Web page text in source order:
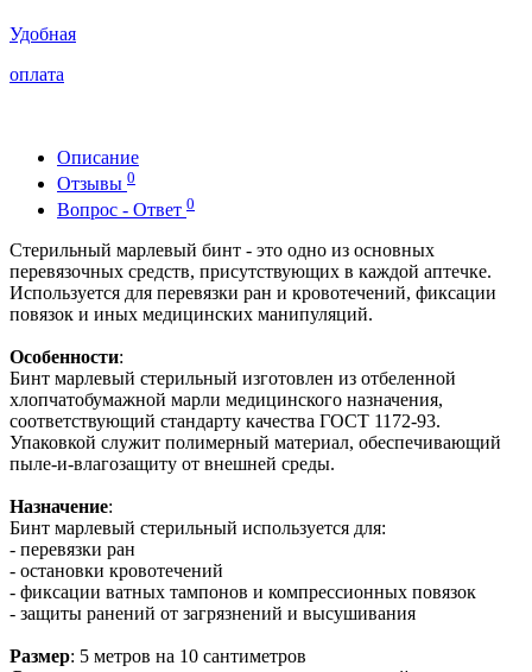
Удобная
оплата
Описание
Отзывы 0
Вопрос - Ответ 0
Стерильный марлевый бинт - это одно из основных
перевязочных средств, присутствующих в каждой аптечке.
Используется для перевязки ран и кровотечений, фиксации
повязок и иных медицинских манипуляций.
Особенности:
Бинт марлевый стерильный изготовлен из отбеленной
хлопчатобумажной марли медицинского назначения,
соответствующий стандарту качества ГОСТ 1172-93.
Упаковкой служит полимерный материал, обеспечивающий
пыле-и-влагозащиту от внешней среды.
Назначение:
Бинт марлевый стерильный используется для:
- перевязки ран
- остановки кровотечений
- фиксации ватных тампонов и компрессионных повязок
- защиты ранений от загрязнений и высушивания
Размер: 5 метров на 10 сантиметров